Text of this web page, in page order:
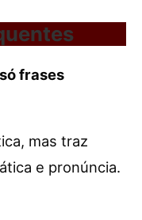
frases
mas traz
e pronúncia.